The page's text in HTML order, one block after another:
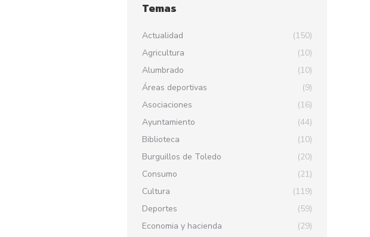
Temas
Actualidad
(150)
Agricultura
(10)
Alumbrado
(10)
Áreas deportivas
(9)
Asociaciones
(16)
Ayuntamiento
(44)
Biblioteca
(10)
Burguillos de Toledo
(20)
Consumo
(21)
Cultura
(119)
Deportes
(59)
Economia y hacienda
(29)